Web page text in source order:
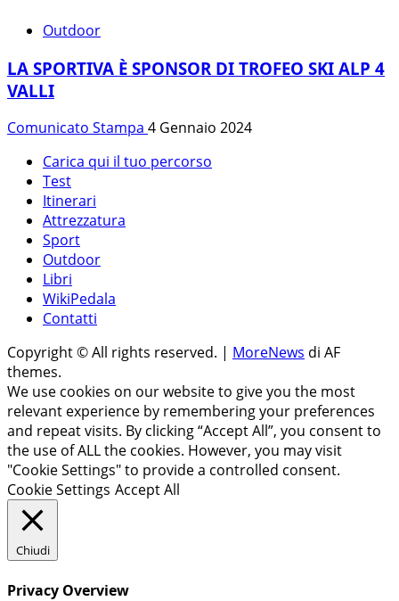
Outdoor
LA SPORTIVA È SPONSOR DI TROFEO SKI ALP 4
VALLI
Comunicato Stampa 4 Gennaio 2024
Carica qui il tuo percorso
Test
Itinerari
Attrezzatura
Sport
Outdoor
Libri
WikiPedala
Contatti
Copyright © All rights reserved. | MoreNews di AF
themes.
We use cookies on our website to give you the most
relevant experience by remembering your preferences
and repeat visits. By clicking “Accept All”, you consent to
the use of ALL the cookies. However, you may visit
"Cookie Settings" to provide a controlled consent.
Cookie Settings Accept All
Chiudi
Privacy Overview